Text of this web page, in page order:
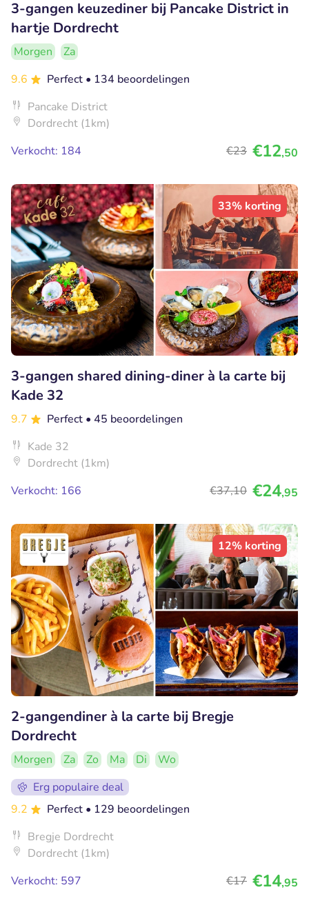
3-gangen keuzediner bij Pancake District in
hartje Dordrecht
Morgen
Za
9.6
Perfect • 134 beoordelingen
Pancake District
Dordrecht (1km)
Verkocht: 184
€23 €12,50
33% korting
3-gangen shared dining-diner à la carte bij
Kade 32
9.7 Perfect • 45 beoordelingen
Kade 32
Dordrecht (1km)
Verkocht: 166
€37,10 €24,95
12% korting
2-gangendiner à la carte bij Bregje
Dordrecht
Morgen Za Zo Ma Di
Wo
Erg populaire deal
9.2
Perfect • 129 beoordelingen
Bregje Dordrecht
Dordrecht (1km)
Verkocht: 597
€17 €14,95